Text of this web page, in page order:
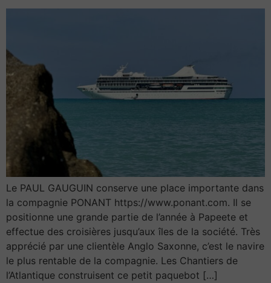
Le PAUL GAUGUIN conserve une place importante dans
la compagnie PONANT https://www.ponant.com. Il se
positionne une grande partie de l’année à Papeete et
effectue des croisières jusqu’aux îles de la société. Très
apprécié par une clientèle Anglo Saxonne, c’est le navire
le plus rentable de la compagnie. Les Chantiers de
l’Atlantique construisent ce petit paquebot […]